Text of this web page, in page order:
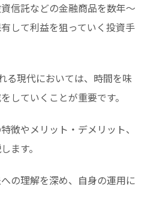
信託などの金融商品を数年〜
して利益を狙っていく投資手
る現代においては、時間を味
していくことが重要です。
徴やメリット・デメリット、
ます。
の理解を深め、自身の運用に